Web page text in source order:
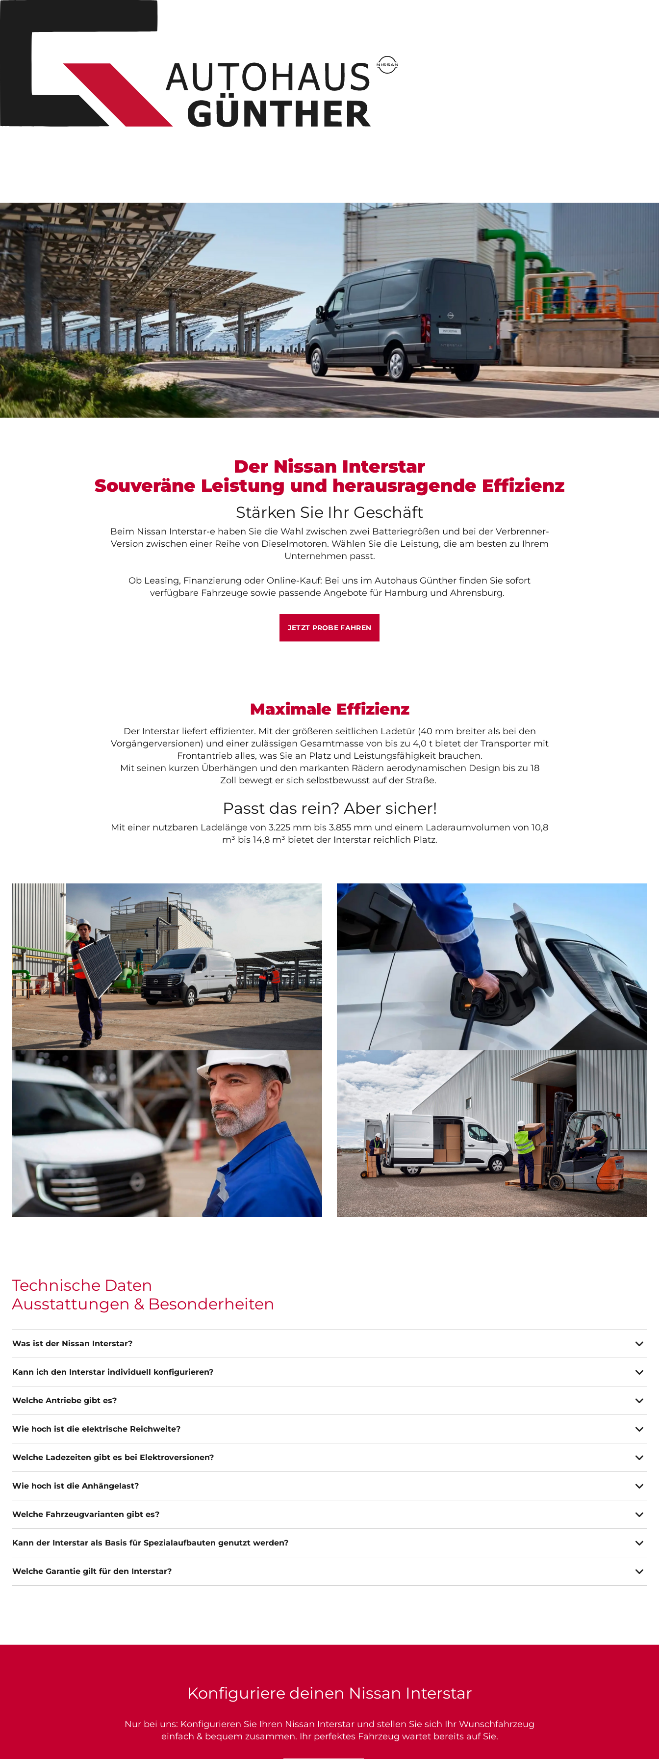
Der Nissan Interstar
Souveräne Leistung und herausragende Effizienz
Stärken Sie Ihr Geschäft
Beim Nissan Interstar-e haben Sie die Wahl zwischen zwei Batteriegrößen und bei der Verbrenner-
Version zwischen einer Reihe von Dieselmotoren. Wählen Sie die Leistung, die am besten zu Ihrem
Unternehmen passt.
Ob Leasing, Finanzierung oder Online-Kauf: Bei uns im Autohaus Günther finden Sie sofort
verfügbare Fahrzeuge sowie passende Angebote für Hamburg und Ahrensburg.
JETZT PROBE FAHREN
Maximale Effizienz
Der Interstar liefert effizienter. Mit der größeren seitlichen Ladetür (40 mm breiter als bei den
Vorgängerversionen) und einer zulässigen Gesamtmasse von bis zu 4,0 t bietet der Transporter mit
Frontantrieb alles, was Sie an Platz und Leistungsfähigkeit brauchen.
Mit seinen kurzen Überhängen und den markanten Rädern aerodynamischen Design bis zu 18
Zoll bewegt er sich selbstbewusst auf der Straße.
Passt das rein? Aber sicher!
Mit einer nutzbaren Ladelänge von 3.225 mm bis 3.855 mm und einem Laderaumvolumen von 10,8
m³ bis 14,8 m³ bietet der Interstar reichlich Platz.
Technische Daten
Ausstattungen & Besonderheiten
Was ist der Nissan Interstar?
Kann ich den Interstar individuell konfigurieren?
Welche Antriebe gibt es?
Wie hoch ist die elektrische Reichweite?
Welche Ladezeiten gibt es bei Elektroversionen?
Wie hoch ist die Anhängelast?
Welche Fahrzeugvarianten gibt es?
Kann der Interstar als Basis für Spezialaufbauten genutzt werden?
Welche Garantie gilt für den Interstar?
Konfiguriere deinen Nissan Interstar
Nur bei uns: Konfigurieren Sie Ihren Nissan Interstar und stellen Sie sich Ihr Wunschfahrzeug
einfach & bequem zusammen. Ihr perfektes Fahrzeug wartet bereits auf Sie.